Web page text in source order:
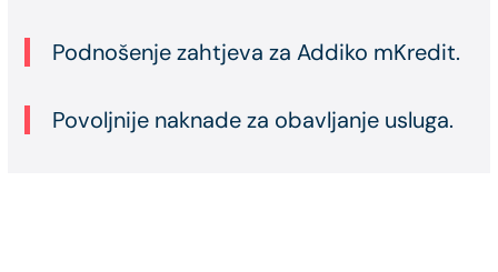
Podnošenje zahtjeva za Addiko mKredit.
Povoljnije naknade za obavljanje usluga.